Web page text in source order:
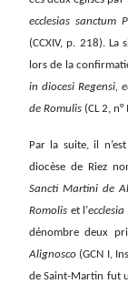
ecclesias sanctum
(CCXIV, p. 218).
lors de la
in diocesi Regensi,
de Romulis (CL 2, n°
Par la suite, il
diocèse de Riez
Sancti Martini de
Romolis et l’
dénombre deux
Alignosco (GCN I,
de Saint-Martin fut